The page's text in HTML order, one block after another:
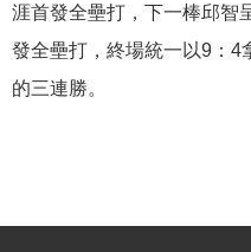
涯首發全壘打，下一棒邱智
發全壘打，終場統一以9：4
的三連勝。